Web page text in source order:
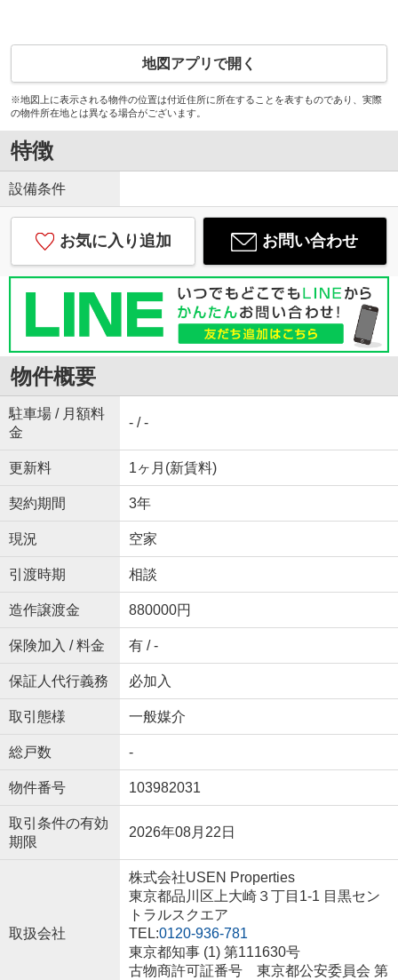
地図アプリで開く
※地図上に表示される物件の位置は付近住所に所在することを表すものであり、実際
の物件所在地とは異なる場合がございます。
特徴
設備条件
お気に入り追加 お問い合わせ
物件概要
駐車場 / 月額料
金
- / -
更新料 1ヶ月(新賃料)
契約期間 3年
現況 空家
引渡時期 相談
造作譲渡金 880000円
保険加入 / 料金 有 / -
保証人代行義務 必加入
取引態様 一般媒介
総戸数 -
物件番号 103982031
取引条件の有効
期限
2026年08月22日
取扱会社
株式会社USEN Properties
東京都品川区上大崎３丁目1-1 目黒セン
トラルスクエア
TEL:0120-936-781
東京都知事 (1) 第111630号
古物商許可証番号 東京都公安委員会 第